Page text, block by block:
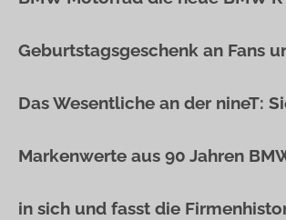
Geburtstagsgeschenk an Fans
Das Wesentliche an der nineT:
Markenwerte aus 90 Jahren
in sich und fasst die